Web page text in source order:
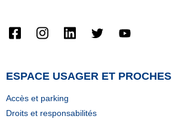
ESPACE USAGER ET PROCHES
Accès et parking
Droits et responsabilités